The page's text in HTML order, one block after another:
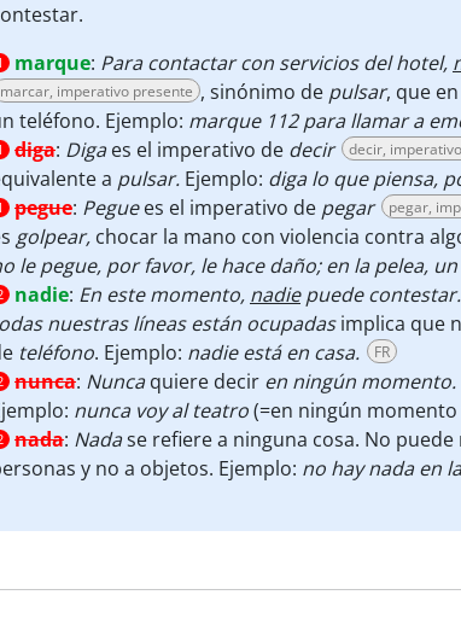
marque: Para contactar con servicios del hotel,
marcar, imperativo presente , sinónimo de pulsar, que
teléfono. Ejemplo: marque 112 para llamar a
diga: Digaes el imperativo de decir decir,
a pulsar. Ejemplo: diga lo que piensa,
pegue: Peguees el imperativo de pegar pegar,
golpear, chocar la mano con violencia contra
le pegue, por favor, le hace daño; en la pelea,
nadie: En este momento, nadiepuede contestar.
nuestras líneas están ocupadasimplica que
teléfono. Ejemplo: nadie está en casa. FR
nunca: Nuncaquiere decir en ningún momento.
nunca voy al teatro(=en ningún
nada: Nadase refiere a ninguna cosa. No
y no a objetos. Ejemplo: no hay nada en